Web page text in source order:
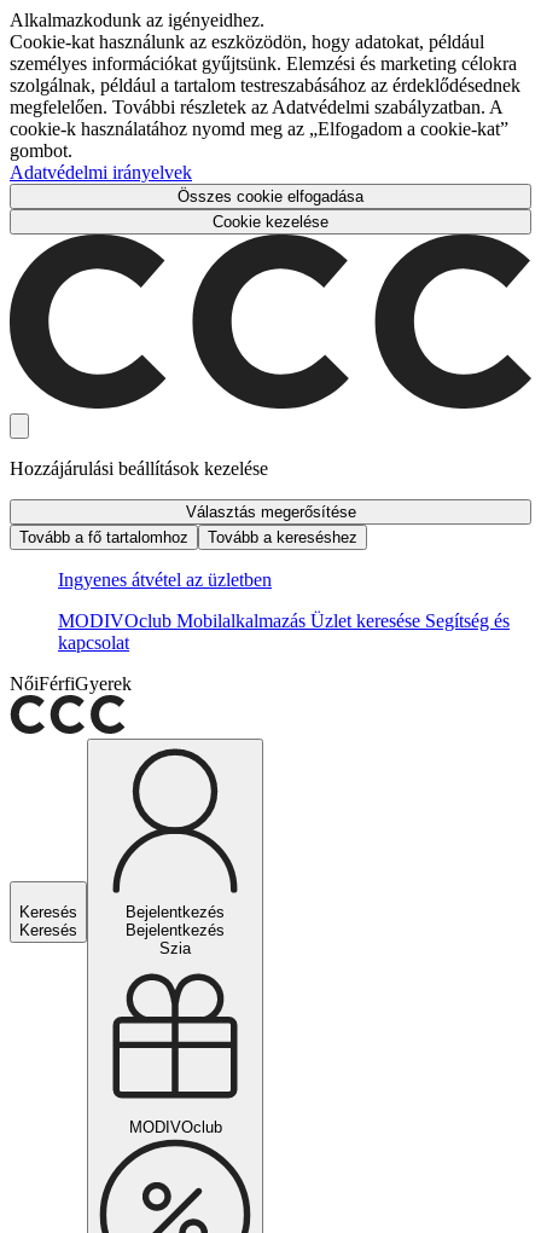
Alkalmazkodunk az igényeidhez.
Cookie-kat használunk az eszközödön, hogy adatokat, például
személyes információkat gyűjtsünk. Elemzési és marketing célokra
szolgálnak, például a tartalom testreszabásához az érdeklődésednek
megfelelően. További részletek az Adatvédelmi szabályzatban. A
cookie-k használatához nyomd meg az „Elfogadom a cookie-kat”
gombot.
Adatvédelmi irányelvek
Összes cookie elfogadása
Cookie kezelése
Hozzájárulási beállítások kezelése
Választás megerősítése
Tovább a fő tartalomhoz
Tovább a kereséshez
Ingyenes átvétel az üzletben
MODIVOclub Mobilalkalmazás Üzlet keresése Segítség és
kapcsolat
NőiFérfiGyerek
Keresés
Keresés
Bejelentkezés
Bejelentkezés
Szia
MODIVOclub